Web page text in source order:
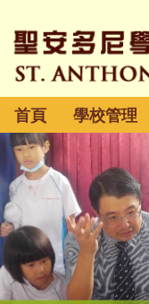
首頁 學校管理